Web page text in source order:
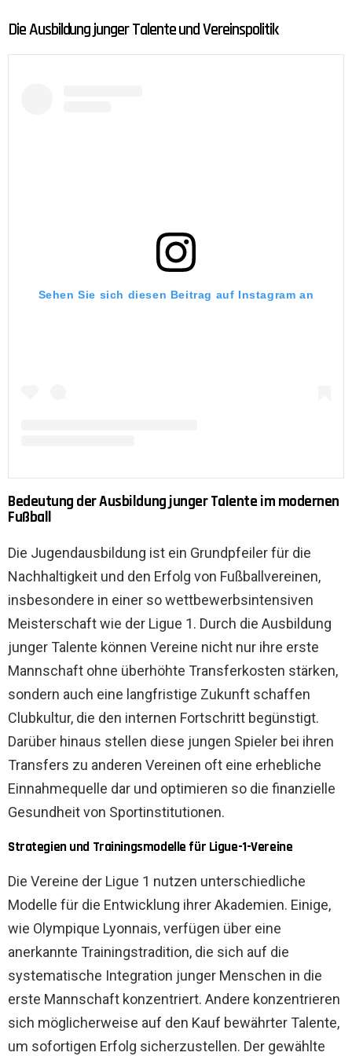
Die Ausbildung junger Talente und Vereinspolitik
Sehen Sie sich diesen Beitrag auf Instagram an
Bedeutung der Ausbildung junger Talente im modernen
Fußball
Die Jugendausbildung ist ein Grundpfeiler für die
Nachhaltigkeit und den Erfolg von Fußballvereinen,
insbesondere in einer so wettbewerbsintensiven
Meisterschaft wie der Ligue 1. Durch die Ausbildung
junger Talente können Vereine nicht nur ihre erste
Mannschaft ohne überhöhte Transferkosten stärken,
sondern auch eine langfristige Zukunft schaffen
Clubkultur, die den internen Fortschritt begünstigt.
Darüber hinaus stellen diese jungen Spieler bei ihren
Transfers zu anderen Vereinen oft eine erhebliche
Einnahmequelle dar und optimieren so die finanzielle
Gesundheit von Sportinstitutionen.
Strategien und Trainingsmodelle für Ligue-1-Vereine
Die Vereine der Ligue 1 nutzen unterschiedliche
Modelle für die Entwicklung ihrer Akademien. Einige,
wie Olympique Lyonnais, verfügen über eine
anerkannte Trainingstradition, die sich auf die
systematische Integration junger Menschen in die
erste Mannschaft konzentriert. Andere konzentrieren
sich möglicherweise auf den Kauf bewährter Talente,
um sofortigen Erfolg sicherzustellen. Der gewählte